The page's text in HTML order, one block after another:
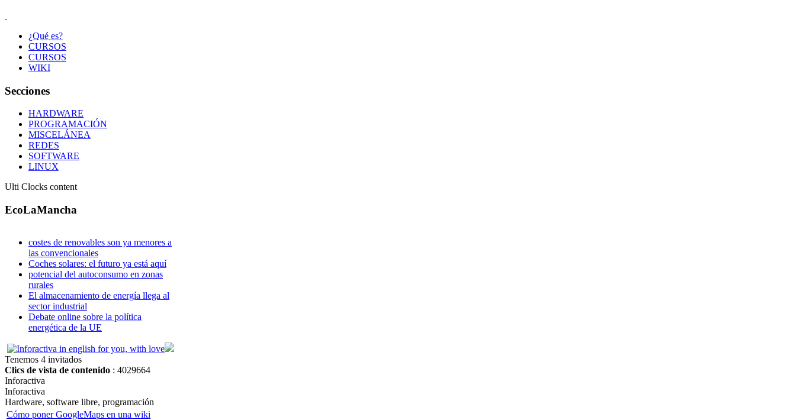
¿Qué es?
CURSOS
CURSOS
WIKI
Secciones
HARDWARE
PROGRAMACIÓN
MISCELÁNEA
REDES
SOFTWARE
LINUX
Ulti Clocks content
EcoLaMancha
costes de renovables son ya menores a
las convencionales
Coches solares: el futuro ya está aquí
potencial del autoconsumo en zonas
rurales
El almacenamiento de energía llega al
sector industrial
Debate online sobre la política
energética de la UE
Tenemos 4 invitados
Clics de vista de contenido : 4029664
Inforactiva
Inforactiva
Hardware, software libre, programación
Cómo poner GoogleMaps en una wiki